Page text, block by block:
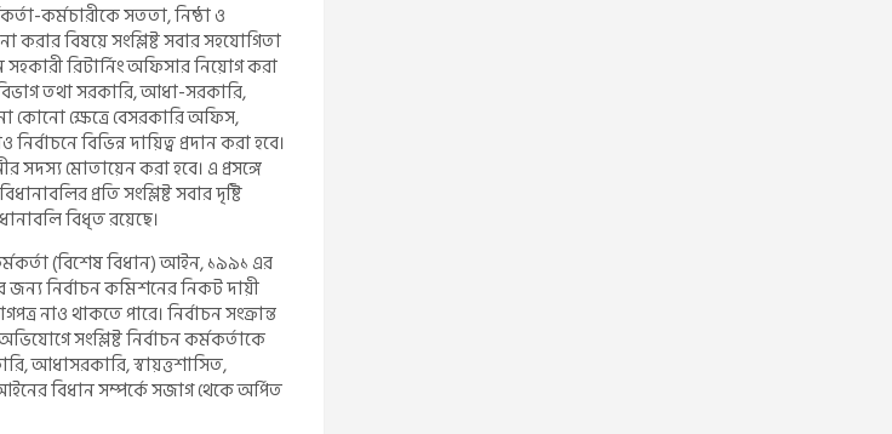
কর্মচারীকে সততা, নিষ্ঠা ও
করার বিষয়ে সংশ্লিষ্ট সবার সহযোগিতা
রিটার্নিং অফিসার নিয়োগ করা
বিভাগ তথা সরকারি, আধা-সরকারি,
কোনো ক্ষেত্রে বেসরকারি অফিস,
বিভিন্ন দায়িত্ব প্রদান করা হবে।
সদস্য মোতায়েন করা হবে। এ প্রসঙ্গে
প্রতি সংশ্লিষ্ট সবার দৃষ্টি
বিধৃত রয়েছে।
(বিশেষ বিধান) আইন, ১৯৯১ এর
জন্য নির্বাচন কমিশনের নিকট দায়ী
নাও থাকতে পারে। নির্বাচন সংক্রান্ত
সংশ্লিষ্ট নির্বাচন কর্মকর্তাকে
আধাসরকারি, স্বায়ত্তশাসিত,
বিধান সম্পর্কে সজাগ থেকে অর্পিত